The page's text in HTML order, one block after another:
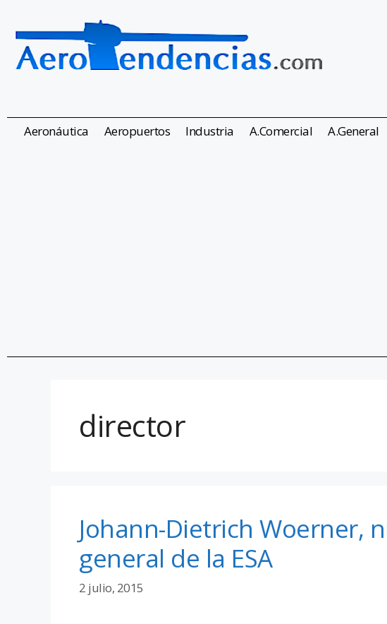
Aeronáutica Aeropuertos Industria A.Comercial A.General
director
Johann-Dietrich Woerner,
general de la ESA
2 julio, 2015